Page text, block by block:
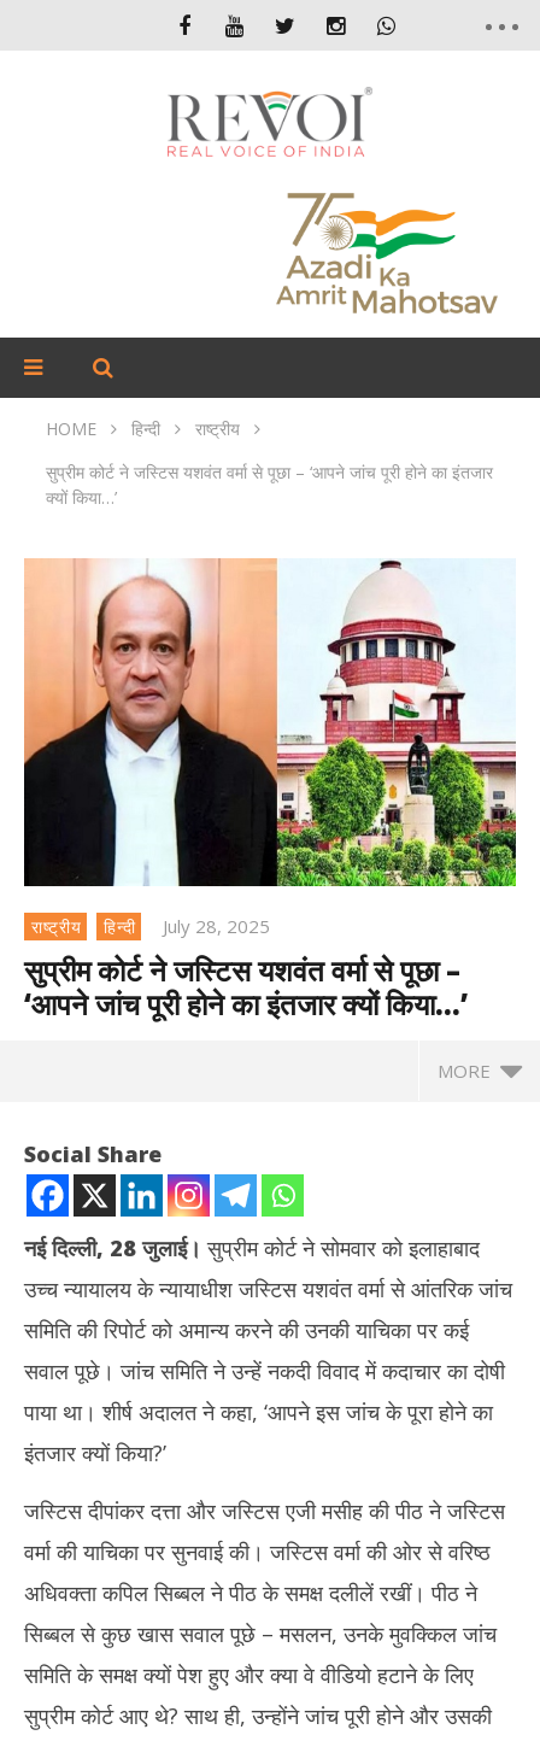
HOME हिन्दी
राष्ट्रीय
सुप्रीम कोर्ट ने जस्टिस यशवंत वर्मा से पूछा – ‘आपने जांच पूरी होने का इंतजार
क्यों किया…’
राष्ट्रीय हिन्दी July 28, 2025
सुप्रीम कोर्ट ने जस्टिस यशवंत वर्मा से पूछा –
‘आपने जांच पूरी होने का इंतजार क्यों किया…’
MORE
किया…’
July
28,
2025
Social Share
नई दिल्ली, 28 जुलाई। सुप्रीम कोर्ट ने सोमवार को इलाहाबाद
उच्च न्यायालय के न्यायाधीश जस्टिस यशवंत वर्मा से आंतरिक जांच
समिति की रिपोर्ट को अमान्य करने की उनकी याचिका पर कई
सवाल पूछे। जांच समिति ने उन्हें नकदी विवाद में कदाचार का दोषी
पाया था। शीर्ष अदालत ने कहा, ‘आपने इस जांच के पूरा होने का
इंतजार क्यों किया?’
जस्टिस दीपांकर दत्ता और जस्टिस एजी मसीह की पीठ ने जस्टिस
वर्मा की याचिका पर सुनवाई की। जस्टिस वर्मा की ओर से वरिष्ठ
अधिवक्ता कपिल सिब्बल ने पीठ के समक्ष दलीलें रखीं। पीठ ने
सिब्बल से कुछ खास सवाल पूछे – मसलन, उनके मुवक्किल जांच
समिति के समक्ष क्यों पेश हुए और क्या वे वीडियो हटाने के लिए
सुप्रीम कोर्ट आए थे? साथ ही, उन्होंने जांच पूरी होने और उसकी